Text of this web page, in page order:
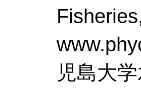
児島大